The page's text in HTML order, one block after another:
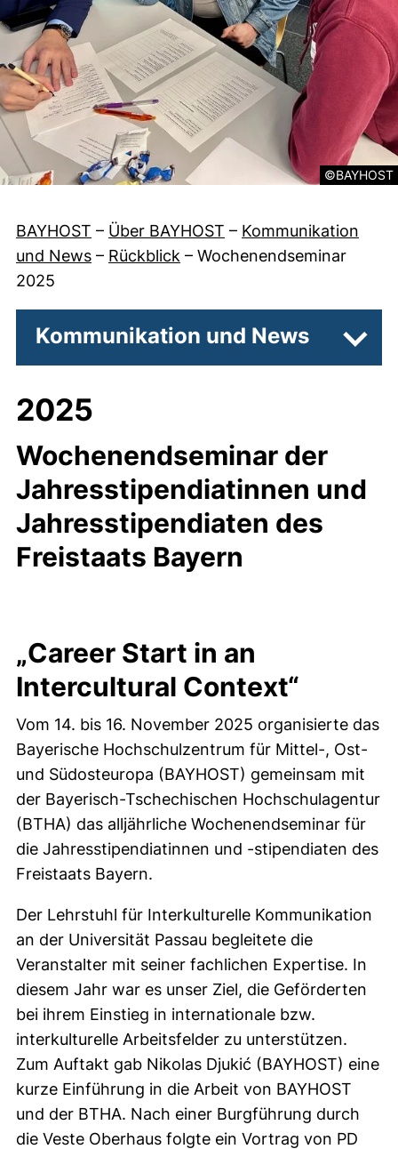
Rechtliche
©BAYHOST
BAYHOST – Über BAYHOST – Kommunikation
und News – Rückblick – Wochenendseminar
2025
Kommunikation und News
2025
Wochenendseminar der
Jahresstipendiatinnen und
Jahresstipendiaten des
Freistaats Bayern
„Career Start in an
Intercultural Context“
Vom 14. bis 16. November 2025 organisierte das
Bayerische Hochschulzentrum für Mittel-, Ost-
und Südosteuropa (BAYHOST) gemeinsam mit
der Bayerisch-Tschechischen Hochschulagentur
(BTHA) das alljährliche Wochenendseminar für
die Jahresstipendiatinnen und -stipendiaten des
Freistaats Bayern.
Der Lehrstuhl für Interkulturelle Kommunikation
an der Universität Passau begleitete die
Veranstalter mit seiner fachlichen Expertise. In
diesem Jahr war es unser Ziel, die Geförderten
bei ihrem Einstieg in internationale bzw.
interkulturelle Arbeitsfelder zu unterstützen.
Zum Auftakt gab Nikolas Djukić (BAYHOST) eine
kurze Einführung in die Arbeit von BAYHOST
und der BTHA. Nach einer Burgführung durch
die Veste Oberhaus folgte ein Vortrag von PD